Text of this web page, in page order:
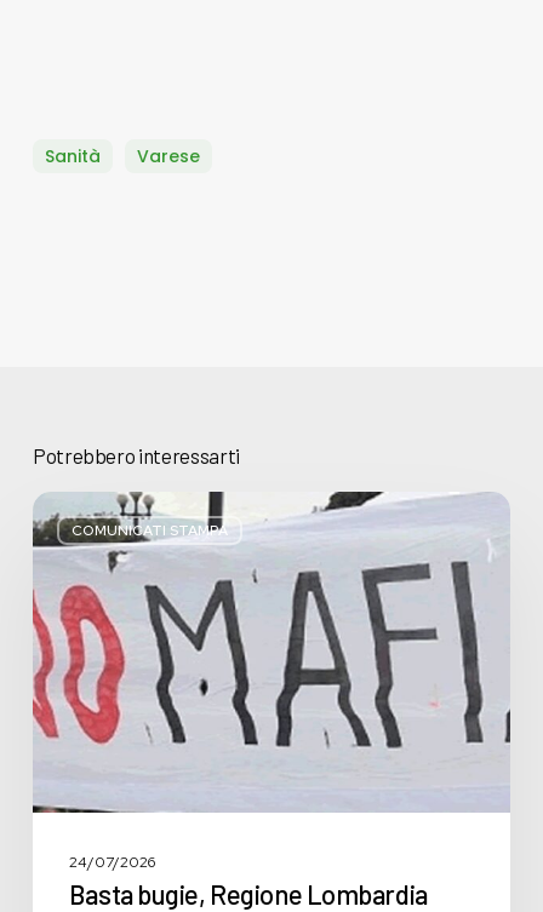
Sanità Varese
Potrebbero interessarti
COMUNICATI STAMPA
Basta
bugie,
Regione
Lombardia
pratica
l’antimafia
solo
a
parole
24/07/2026
Basta bugie, Regione Lombardia